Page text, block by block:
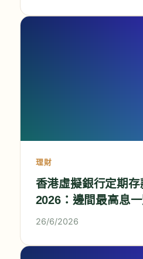
理財
香港虛擬銀行定期
2026：邊間最高息
26/6/2026